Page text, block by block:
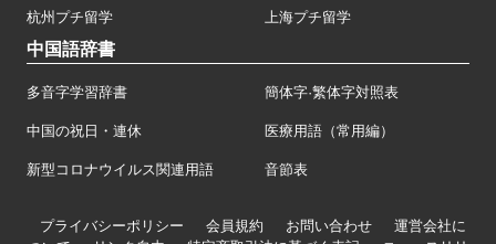
杭州プチ留学 上海プチ留学
中国語辞書
多音字学習辞書 簡体字·繁体字対照表
中国の祝日・連休 医療用語（常用編）
新型コロナウイルス関連用語 音節表
プライバシーポリシー 会員規約 お問い合わせ
運営会社に